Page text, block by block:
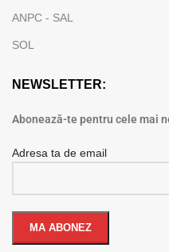
ANPC - SAL
SOL
NEWSLETTER:
Abonează-te pentru cele mai
Adresa ta de email